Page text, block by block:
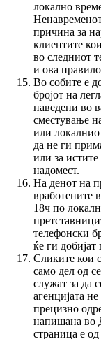
локално
причина за
клиентите
во следниот
и ова
Во собите е
бројот на
наведени во
сместување
или
да не ги
или за
надомест.
На денот на
вработените
18ч по
телефонски
ќе ги
Сликите кои
само дел од
служат за да
агенцијата
прецизно
напишана во
страница е